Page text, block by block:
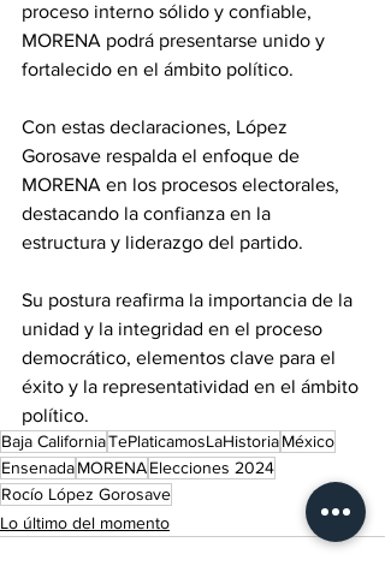
proceso interno sólido y confiable,
MORENA podrá presentarse unido y
fortalecido en el ámbito político.
Con estas declaraciones, López
Gorosave respalda el enfoque de
MORENA en los procesos electorales,
destacando la confianza en la
estructura y liderazgo del partido.
Su postura reafirma la importancia de la
unidad y la integridad en el proceso
democrático, elementos clave para el
éxito y la representatividad en el ámbito
político.
Baja CaliforniaTePlaticamosLaHistoriaMéxico
EnsenadaMORENAElecciones 2024
Rocío López Gorosave
Lo último del momento